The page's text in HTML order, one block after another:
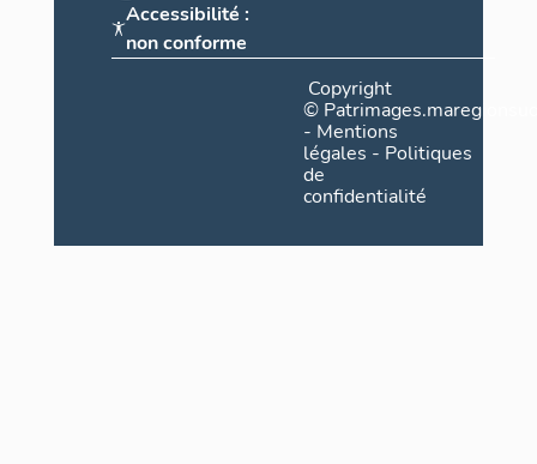
Accessibilité :
non conforme
Copyright
©
- Mentions
légales - Politiques
de
confidentialité